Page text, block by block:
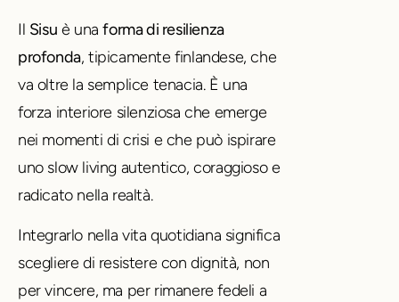
Il Sisu è unaforma di resilienza
profonda, tipicamente finlandese, che
va oltre la semplice tenacia. È una
forza interiore silenziosa che emerge
nei momenti di crisi e che può ispirare
uno slow living autentico, coraggioso e
radicato nella realtà.
Integrarlo nella vita quotidiana significa
scegliere di resistere con dignità, non
per vincere, ma per rimanere fedeli a